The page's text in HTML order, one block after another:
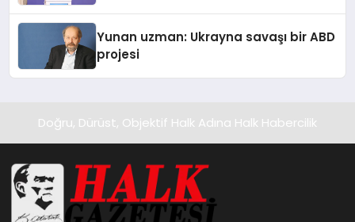
Yunan uzman: Ukrayna savaşı bir ABD
projesi
Doğru, Dürüst, Objektif Halk Adına Halk Habercilik